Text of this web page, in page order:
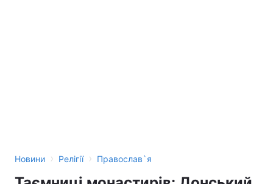
Новини › Релігії › Православ`я